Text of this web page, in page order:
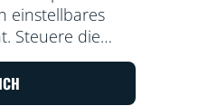
einstellbares
Steuere die
Deiner
oder heller
WLAN-